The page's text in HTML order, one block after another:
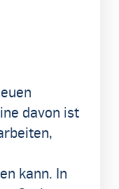
davon ist
kann. In